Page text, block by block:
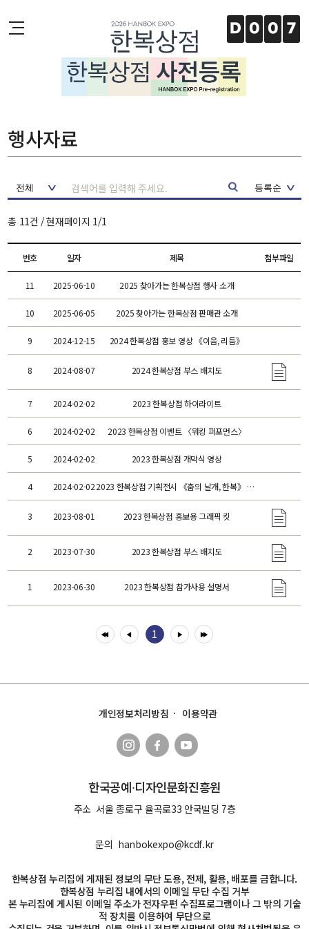
D 0 0 7
행사자료
총 11건 / 현재페이지 1/1
번호 일자 제목 첨부파일
11 2025-06-10 2025 찾아가는 한복상점 행사 소개
10 2025-06-05 2025 찾아가는 한복상점 판매관 소개
9 2024-12-15 2024 한복상점 홍보 영상 《이음, 리듬》
8 2024-08-07 2024 한복상점 부스 배치도
7 2024-02-02 2023 한복상점 하이라이트
6 2024-02-02 2023 한복상점 이벤트 〈워킹 퍼포먼스〉
5 2024-02-02 2023 한복상점 개막식 영상
4 2024-02-02 2023 한복상점 기획전시 《춤의 날개, 한복》 연계 영상 〈ㅇ ㅣ ㅁ (이음)〉
3 2023-08-01 2023 한복상점 홍보용 그래픽 킷
2 2023-07-30 2023 한복상점 부스 배치도
1 2023-06-30 2023 한복상점 참가사용 설명서
1
한국공예∙디자인문화진흥원
주소 서울 종로구 율곡로33 안국빌딩 7층
문의 hanbokexpo@kcdf.kr
한복상점 누리집에 게재된 정보의 무단 도용, 전제, 활용, 배포를 금합니다.
한복상점 누리집 내에서의 이메일 무단 수집 거부
본 누리집에 게시된 이메일 주소가 전자우편 수집프로그램이나 그 밖의 기술
적 장치를 이용하여 무단으로
개인정보처리방침 이용약관